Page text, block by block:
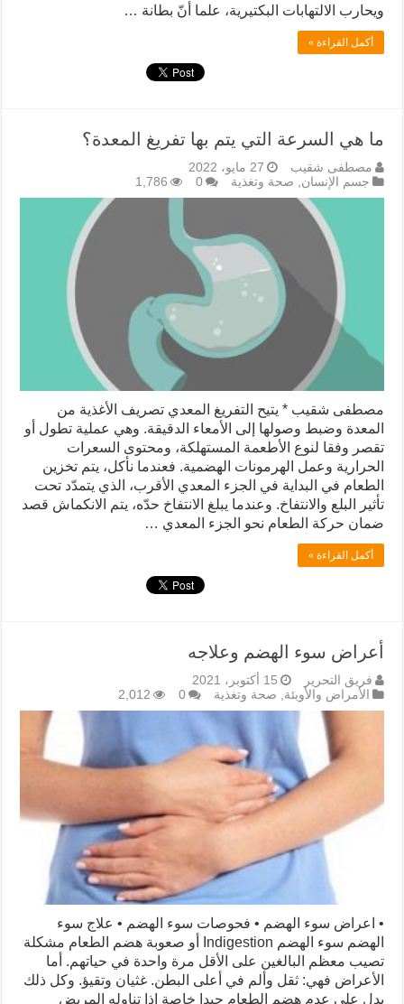
ويحارب الالتهابات البكتيرية، علما أنّ بطانة …
أكمل القراءة »
ما هي السرعة التي يتم بها تفريغ المعدة؟
مصطفى شقيب
27 مايو، 2022
جسم الإنسان
صحة وتغذية 0
1,786
مصطفى شقيب * يتيح التفريغ المعدي تصريف الأغذية من
المعدة وضبط وصولها إلى الأمعاء الدقيقة. وهي عملية تطول أو
تقصر وفقا لنوع الأطعمة المستهلكة، ومحتوى السعرات
الحرارية وعمل الهرمونات الهضمية. فعندما نأكل، يتم تخزين
الطعام في البداية في الجزء المعدي الأقرب، الذي يتمدّد تحت
تأثير البلع والانتفاخ. وعندما يبلغ الانتفاخ حدّه، يتم الانكماش قصد
ضمان حركة الطعام نحو الجزء المعدي …
أكمل القراءة »
أعراض سوء الهضم وعلاجه
فريق التحرير
15 أكتوبر، 2021
الأمراض والأوبئة, صحة وتغذية 0
2,012
• اعراض سوء الهضم • فحوصات سوء الهضم • علاج سوء
الهضم سوء الهضم Indigestion أو صعوبة هضم الطعام مشكلة
تصيب معظم البالغين على الأقل مرة واحدة في حياتهم. أما
الأعراض فهي: ثقل وألم في أعلى البطن. غثيان وتقيؤ. وكل ذلك
يدل على عدم هضم الطعام جيدا خاصة إذا تناوله المريض